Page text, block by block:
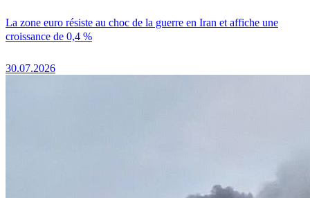
La zone euro résiste au choc de la guerre en Iran et affiche une
croissance de 0,4 %
30.07.2026